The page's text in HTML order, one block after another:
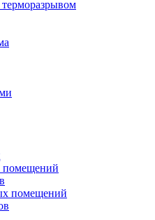
помещений
помещений